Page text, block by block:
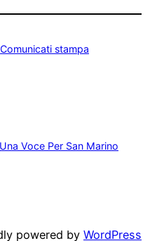
Comunicati stampa
Una Voce Per San Marino
powered by WordPress